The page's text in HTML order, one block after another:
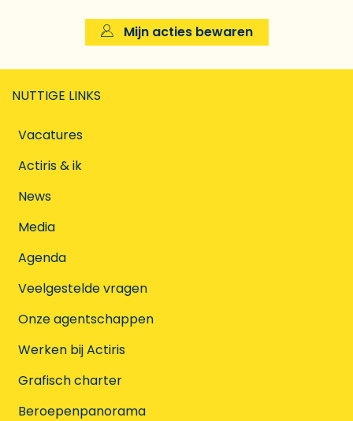
Mijn acties bewaren
NUTTIGE LINKS
Vacatures
Actiris & ik
News
Media
Agenda
Veelgestelde vragen
Onze agentschappen
Werken bij Actiris
Grafisch charter
Beroepenpanorama